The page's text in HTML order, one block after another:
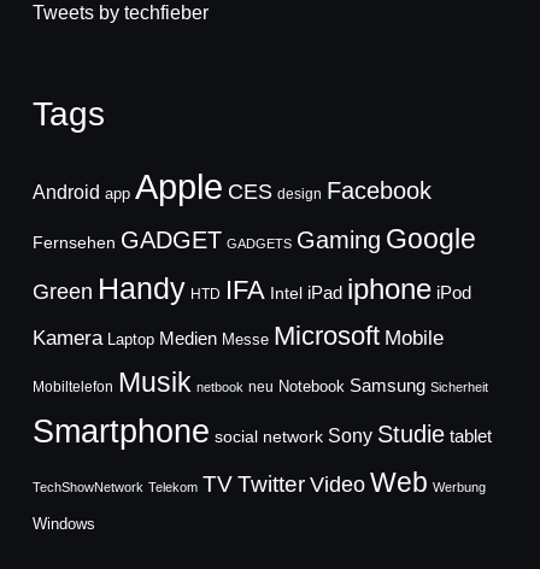
Tweets by techfieber
Tags
Android app Apple CES design Facebook
Fernsehen GADGET GADGETS Gaming Google
Green Handy HTD IFA Intel iPad iphone iPod
Kamera Laptop Medien Messe Microsoft Mobile
Mobiltelefon Musik netbook neu Notebook Samsung Sicherheit
Smartphone social network Sony Studie tablet
TechShowNetwork Telekom TVTwitter Video Web Werbung
Windows